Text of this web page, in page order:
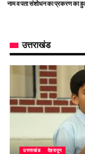
नाम व पता संशोधन का प्रकरण का
उत्तराखंड
उत्तराखंड देहरादून